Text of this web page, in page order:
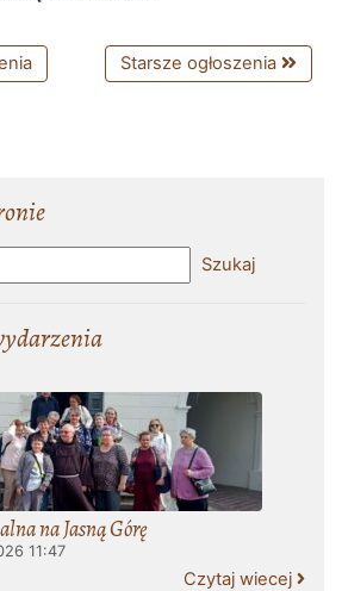
Starsze ogłoszenia
na Jasną Górę
11:47
Czytaj wiecej